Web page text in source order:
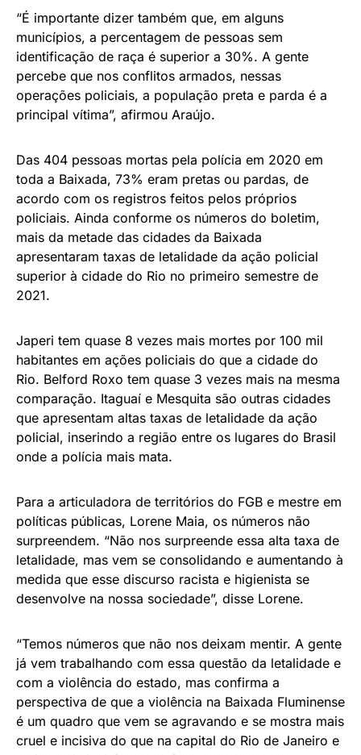
“É importante dizer também que, em alguns
municípios, a percentagem de pessoas sem
identificação de raça é superior a 30%. A gente
percebe que nos conflitos armados, nessas
operações policiais, a população preta e parda é a
principal vítima”, afirmou Araújo.
Das 404 pessoas mortas pela polícia em 2020 em
toda a Baixada, 73% eram pretas ou pardas, de
acordo com os registros feitos pelos próprios
policiais. Ainda conforme os números do boletim,
mais da metade das cidades da Baixada
apresentaram taxas de letalidade da ação policial
superior à cidade do Rio no primeiro semestre de
2021.
Japeri tem quase 8 vezes mais mortes por 100 mil
habitantes em ações policiais do que a cidade do
Rio. Belford Roxo tem quase 3 vezes mais na mesma
comparação. Itaguaí e Mesquita são outras cidades
que apresentam altas taxas de letalidade da ação
policial, inserindo a região entre os lugares do Brasil
onde a polícia mais mata.
Para a articuladora de territórios do FGB e mestre em
políticas públicas, Lorene Maia, os números não
surpreendem. “Não nos surpreende essa alta taxa de
letalidade, mas vem se consolidando e aumentando à
medida que esse discurso racista e higienista se
desenvolve na nossa sociedade”, disse Lorene.
“Temos números que não nos deixam mentir. A gente
já vem trabalhando com essa questão da letalidade e
com a violência do estado, mas confirma a
perspectiva de que a violência na Baixada Fluminense
é um quadro que vem se agravando e se mostra mais
cruel e incisiva do que na capital do Rio de Janeiro e